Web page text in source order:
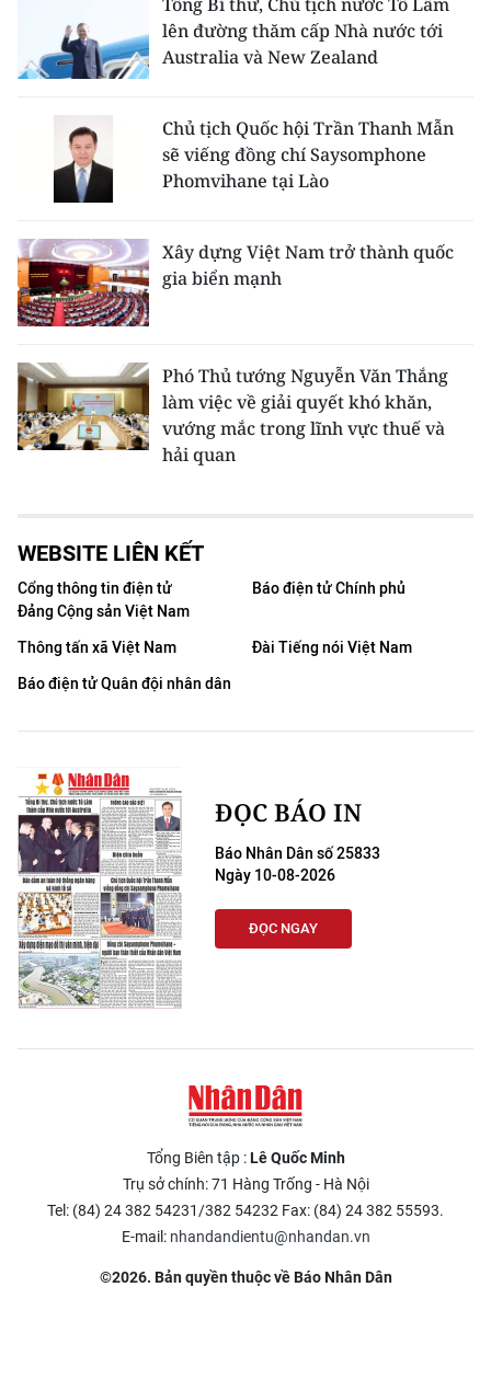
lên đường thăm cấp Nhà nước tới
Australia và New Zealand
Chủ tịch Quốc hội Trần Thanh Mẫn
sẽ viếng đồng chí Saysomphone
Phomvihane tại Lào
Xây dựng Việt Nam trở thành quốc
gia biển mạnh
Phó Thủ tướng Nguyễn Văn Thắng
làm việc về giải quyết khó khăn,
vướng mắc trong lĩnh vực thuế và
hải quan
WEBSITE LIÊN KẾT
Cổng thông tin điện tử
Đảng Cộng sản Việt Nam
Báo điện tử Chính phủ
Thông tấn xã Việt Nam
Đài Tiếng nói Việt Nam
Báo điện tử Quân đội nhân dân
ĐỌC BÁO IN
Báo Nhân Dân số 25833
Ngày 10-08-2026
ĐỌC NGAY
Tổng Biên tập :Lê Quốc Minh
Trụ sở chính: 71 Hàng Trống - Hà Nội
Tel: (84) 24 382 54231/382 54232 Fax: (84) 24 382 55593.
E-mail: nhandandientu@nhandan.vn
©2026. Bản quyền thuộc về Báo Nhân Dân